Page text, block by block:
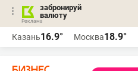
забронируй
валюту
Казань16.9° Москва18.9°